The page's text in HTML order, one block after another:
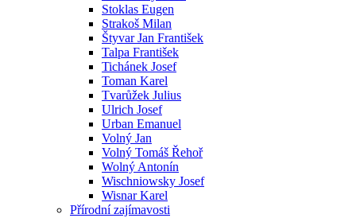
Stoklas Eugen
Strakoš Milan
Štyvar Jan František
Talpa František
Tichánek Josef
Toman Karel
Tvarůžek Julius
Ulrich Josef
Urban Emanuel
Volný Jan
Volný Tomáš Řehoř
Wolný Antonín
Wischniowsky Josef
Wisnar Karel
Přírodní zajímavosti